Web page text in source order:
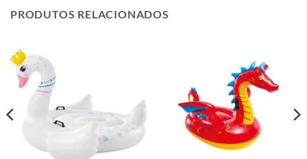
PRODUTOS RELACIONADOS